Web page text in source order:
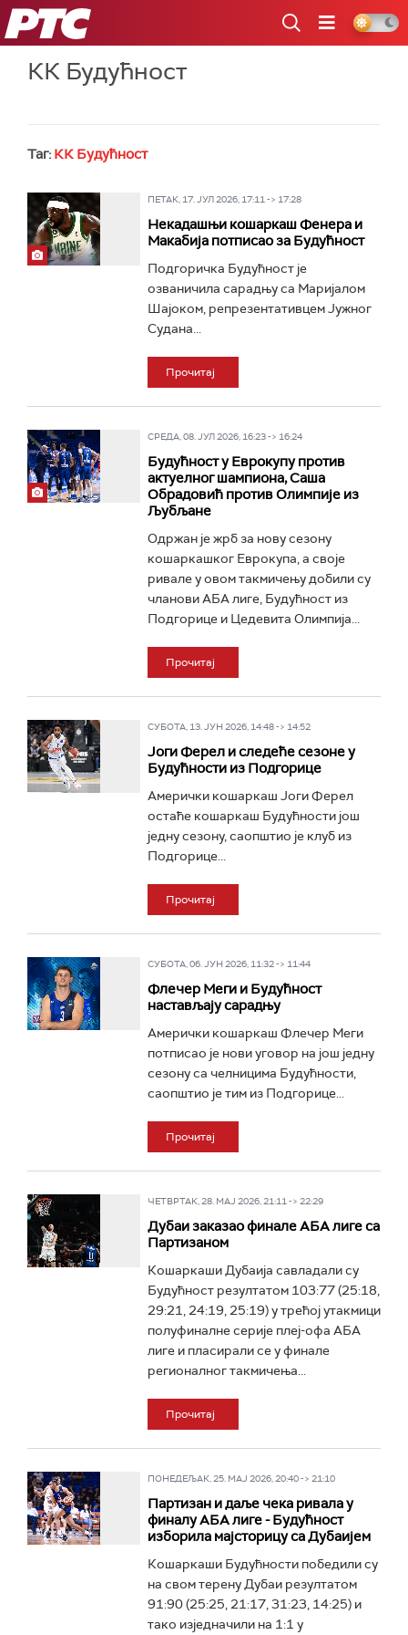
РТС
КК Будућност
Таг: КК Будућност
ПЕТАК, 17. ЈУЛ 2026, 17:11 -> 17:28
Некадашњи кошаркаш Фенера и
Макабија потписао за Будућност
Подгоричка Будућност је
озваничила сарадњу са Маријалом
Шајоком, репрезентативцем Јужног
Судана...
Прочитај
СРЕДА, 08. ЈУЛ 2026, 16:23 -> 16:24
Будућност у Еврокупу против
актуелног шампиона, Саша
Обрадовић против Олимпије из
Љубљане
Одржан је жрб за нову сезону
кошаркашког Еврокупа, а своје
ривале у овом такмичењу добили су
чланови АБА лиге, Будућност из
Подгорице и Цедевита Олимпија...
Прочитај
СУБОТА, 13. ЈУН 2026, 14:48 -> 14:52
Јоги Ферел и следеће сезоне у
Будућности из Подгорице
Амерички кошаркаш Јоги Ферел
остаће кошаркаш Будућности још
једну сезону, саопштио је клуб из
Подгорице...
Прочитај
СУБОТА, 06. ЈУН 2026, 11:32 -> 11:44
Флечер Меги и Будућност
настављају сарадњу
Амерички кошаркаш Флечер Меги
потписао је нови уговор на још једну
сезону са челницима Будућности,
саопштио је тим из Подгорице...
Прочитај
ЧЕТВРТАК, 28. МАЈ 2026, 21:11 -> 22:29
Дубаи заказао финале АБА лиге са
Партизаном
Кошаркаши Дубаија савладали су
Будућност резултатом 103:77 (25:18,
29:21, 24:19, 25:19) у трећој утакмици
полуфиналне серије плеј-офа АБА
лиге и пласирали се у финале
регионалног такмичења...
Прочитај
ПОНЕДЕЉАК, 25. МАЈ 2026, 20:40 -> 21:10
Партизан и даље чека ривала у
финалу АБА лиге - Будућност
изборила мајсторицу са Дубаијем
Кошаркаши Будућности победили су
на свом терену Дубаи резултатом
91:90 (25:25, 21:17, 31:23, 14:25) и
тако изједначили на 1:1 у